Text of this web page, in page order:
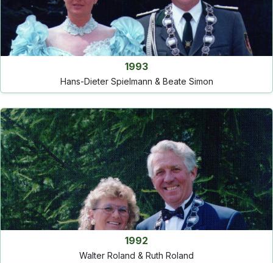
1993
Hans-Dieter Spielmann & Beate Simon
1992
Walter Roland & Ruth Roland